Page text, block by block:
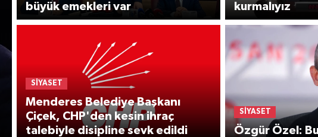
büyük emekleri var
SIYASET
Menderes Belediye Başkanı
Çiçek, CHP'den kesin ihraç
talebiyle disipline sevk edildi
kurmalıyız
SIYASET
Özgür Özel: